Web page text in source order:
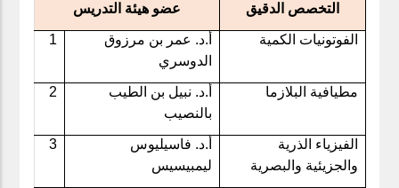
التخصص الدقيق عضو هيئة التدريس
الفوتونيات الكمية
أ.د. عمر بن مرزوق
الدوسري
1
مطيافية البلازما
أ.د. نبيل بن الطيب
بالنصيب
2
الفيزياء الذرية
والجزيئية والبصرية
أ.د. فاسيليوس
ليمبيسيس
3